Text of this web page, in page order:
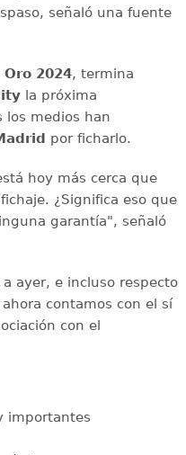
señaló una fuente
2024, termina
la próxima
los medios han
por ficharlo.
hoy más cerca que
¿Significa eso que
garantía", señaló
ayer, e incluso respecto
contamos con el sí
con el
importantes